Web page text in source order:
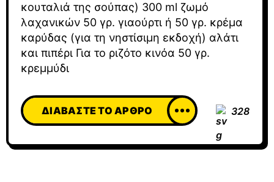
κουταλιά της σούπας) 300 ml ζωμό
λαχανικών 50 γρ. γιαούρτι ή 50 γρ. κρέμα
καρύδας (για τη νηστίσιμη εκδοχή) αλάτι
και πιπέρι Για το ριζότο κινόα 50 γρ.
κρεμμύδι
ΔΙΑΒΆΣΤΕ ΤΟ ΆΡΘΡΟ 328